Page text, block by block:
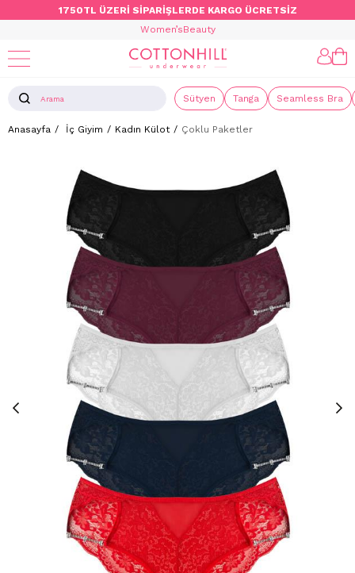
1750TL ÜZERİ SİPARİŞLERDE KARGO ÜCRETSİZ
Women’sBeauty
Sütyen Tanga Seamless Bra
Anasayfa İç Giyim Kadın Külot Çoklu Paketler